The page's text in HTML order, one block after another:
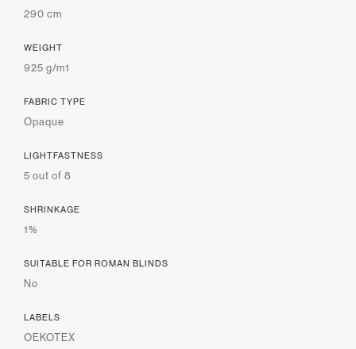
290 cm
WEIGHT
925 g/m1
FABRIC TYPE
Opaque
LIGHTFASTNESS
5 out of 8
SHRINKAGE
1%
SUITABLE FOR ROMAN BLINDS
No
LABELS
OEKOTEX